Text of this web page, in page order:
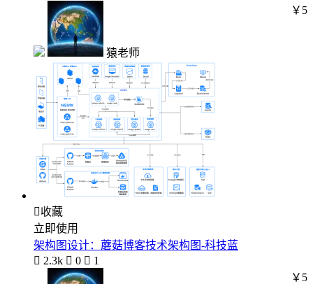
猿老师
￥5
收藏
立即使用
架构图设计：蘑菇博客技术架构图-科技蓝
 2.3k  0  1
￥5